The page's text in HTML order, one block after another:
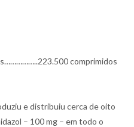
comprimidos
e distribuiu cerca de oito
– 100 mg – em todo o